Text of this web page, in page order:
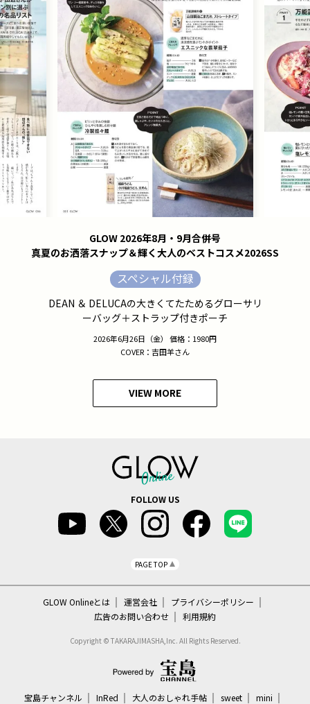
GLOW 2026年8月・9月合併号
真夏のお洒落スナップ＆輝く大人のベストコスメ2026SS
スペシャル付録
DEAN ＆ DELUCAの大きくてたためるグローサリ
ーバッグ＋ストラップ付きポーチ
2026年6月26日（金） 価格：1980円
COVER：吉田羊さん
VIEW MORE
FOLLOW US
PAGE TOP
GLOW Onlineとは 運営会社
プライバシーポリシー
広告のお問い合わせ
利用規約
Copyright © TAKARAJIMASHA,Inc. All Rights Reserved.
宝島チャンネル InRed 大人のおしゃれ手帖 sweet mini